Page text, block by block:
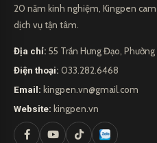
20 năm kinh nghiệm, Kingpen
dịch vụ tận tâm.
Địa chỉ: 55 Trần Hưng Đạo,
Điện thoại: 033.282.6468
Email: kingpen.vn@gmail.com
Website: kingpen.vn